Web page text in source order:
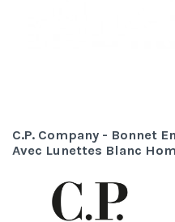
C.P. Company - Bonnet
Avec Lunettes Blanc